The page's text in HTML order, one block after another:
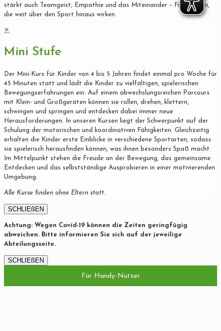
stärkt auch Teamgeist, Empathie und das Miteinander – Fähigkeiten,
die weit über den Sport hinaus wirken.
✕
Mini Stufe
Der Mini-Kurs für Kinder von 4 bis 5 Jahren findet einmal pro Woche für
45 Minuten statt und lädt die Kinder zu vielfältigen, spielerischen
Bewegungserfahrungen ein. Auf einem abwechslungsreichen Parcours
mit Klein- und Großgeräten können sie rollen, drehen, klettern,
schwingen und springen und entdecken dabei immer neue
Herausforderungen. In unseren Kursen liegt der Schwerpunkt auf der
Schulung der motorischen und koordinativen Fähigkeiten. Gleichzeitig
erhalten die Kinder erste Einblicke in verschiedene Sportarten, sodass
sie spielerisch herausfinden können, was ihnen besonders Spaß macht.
Im Mittelpunkt stehen die Freude an der Bewegung, das gemeinsame
Entdecken und das selbstständige Ausprobieren in einer motivierenden
Umgebung.
Alle Kurse finden ohne Eltern statt.
SCHLIEßEN
Achtung: Wegen Covid-19 können die Zeiten geringfügig
abweichen. Bitte informieren Sie sich auf der jeweilige
Abteilungsseite.
SCHLIEßEN
Für Handy-Nutzer